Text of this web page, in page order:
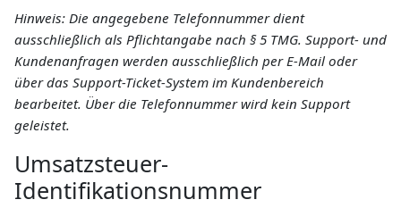
Hinweis: Die angegebene Telefonnummer dient
ausschließlich als Pflichtangabe nach § 5 TMG. Support- und
Kundenanfragen werden ausschließlich per E-Mail oder
über das Support-Ticket-System im Kundenbereich
bearbeitet. Über die Telefonnummer wird kein Support
geleistet.
Umsatzsteuer-
Identifikationsnummer